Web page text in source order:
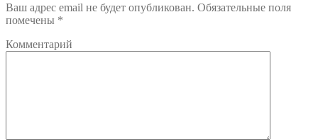
Ваш адрес email не будет опубликован. Обязательные поля
помечены *
Комментарий